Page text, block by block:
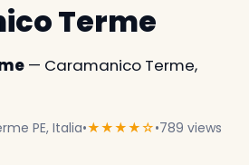
Terme
— Caramanico Terme,
PE, Italia•★★★★☆•789 views